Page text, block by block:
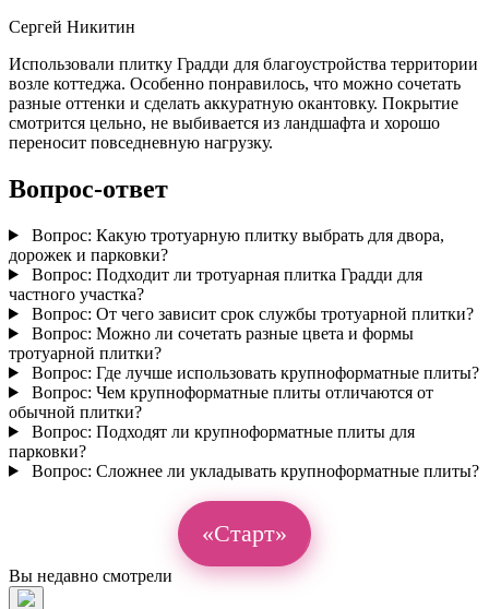
Сергей Никитин
Использовали плитку Градди для благоустройства территории
возле коттеджа. Особенно понравилось, что можно сочетать
разные оттенки и сделать аккуратную окантовку. Покрытие
смотрится цельно, не выбивается из ландшафта и хорошо
переносит повседневную нагрузку.
Вопрос-ответ
Вопрос: Какую тротуарную плитку выбрать для двора,
дорожек и парковки?
Вопрос: Подходит ли тротуарная плитка Градди для
частного участка?
Вопрос: От чего зависит срок службы тротуарной плитки?
Вопрос: Можно ли сочетать разные цвета и формы
тротуарной плитки?
Вопрос: Где лучше использовать крупноформатные плиты?
Вопрос: Чем крупноформатные плиты отличаются от
обычной плитки?
Вопрос: Подходят ли крупноформатные плиты для
парковки?
Вопрос: Сложнее ли укладывать крупноформатные плиты?
«Старт»
Вы недавно смотрели